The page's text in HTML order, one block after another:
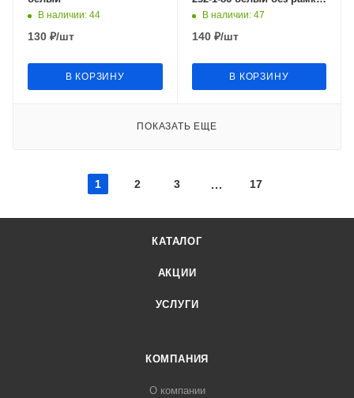
В наличии: 44
130 ₽/шт
В КОРЗИНУ
белый Schneider Electric
В наличии: 47
140₽/шт
В КОРЗИНУ
ПОКАЗАТЬ ЕЩЕ
1 2 3 17
КАТАЛОГ
АКЦИИ
УСЛУГИ
КОМПАНИЯ
О компании